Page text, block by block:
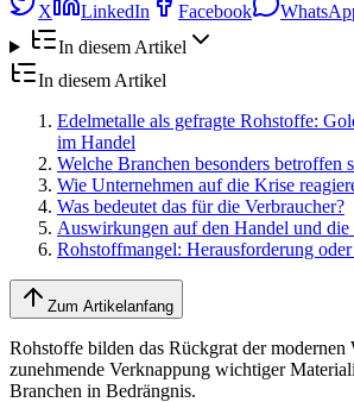
X LinkedIn Facebook
In diesem Artikel
In diesem Artikel
Edelmetalle als gefragte Rohstoffe:
im Handel
Welche Branchen besonders betroffen
Wie Unternehmen auf die Krise
Was bedeutet das für die Verbraucher?
Auswirkungen auf den Handel und die
Rohstoffmangel: Herausforderung
Zum Artikelanfang
Rohstoffe bilden das Rückgrat der
zunehmende Verknappung wichtiger
Branchen in Bedrängnis.